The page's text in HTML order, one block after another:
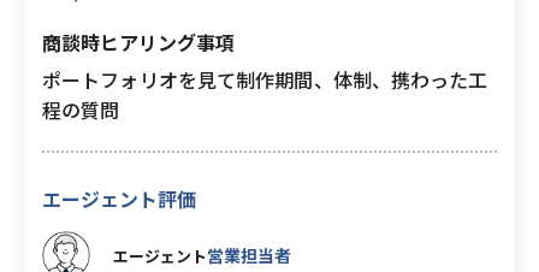
商談時ヒアリング事項
ポートフォリオを見て制作期間、体制、携わった工
程の質問
エージェント評価
エージェント営業担当者